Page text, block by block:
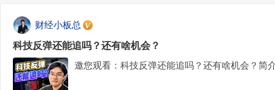
财经小板总
科技反弹还能追吗？还有啥机会？
邀您观看：科技反弹还能追吗？还有啥机会？简